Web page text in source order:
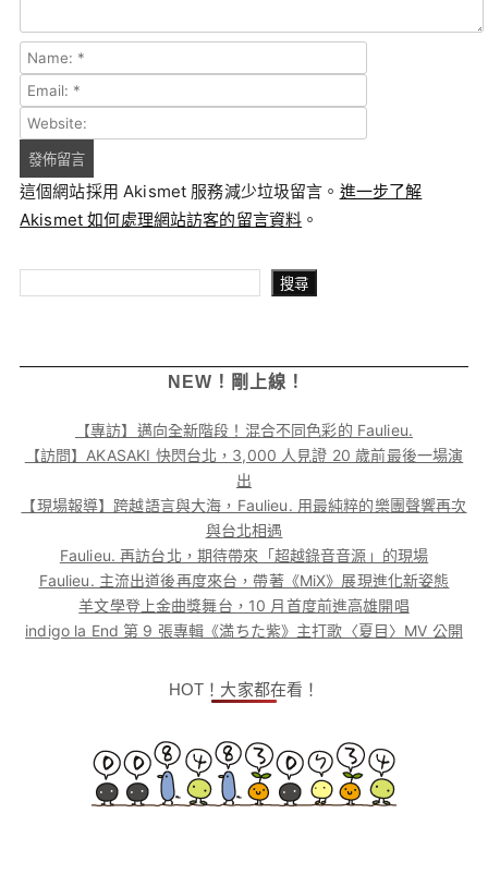
這個網站採用 Akismet 服務減少垃圾留言。 進一步了解
Akismet 如何處理網站訪客的留言資料 。
搜尋
NEW！剛上線！
【專訪】邁向全新階段！混合不同色彩的 Faulieu.
【訪問】AKASAKI 快閃台北，3,000 人見證 20 歲前最後一場演
出
【現場報導】跨越語言與大海，Faulieu. 用最純粹的樂團聲響再次
與台北相遇
Faulieu. 再訪台北，期待帶來「超越錄音音源」的現場
Faulieu. 主流出道後再度來台，帶著《MiX》展現進化新姿態
羊文學登上金曲獎舞台，10 月首度前進高雄開唱
indigo la End 第 9 張專輯《満ちた紫》主打歌〈夏目〉MV 公開
HOT！大家都在看！